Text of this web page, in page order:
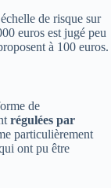
de risque sur
euros est jugé peu
à 100 euros.
de
régulées par
particulièrement
ont pu être